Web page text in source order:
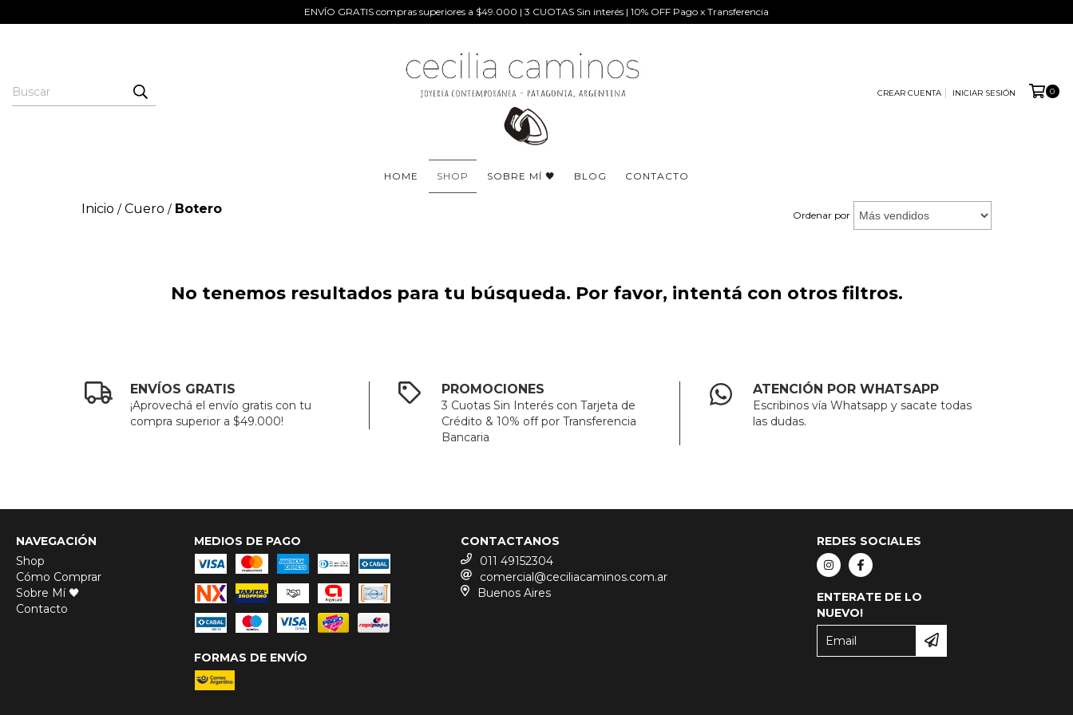
ENVÍO GRATIS compras superiores a $49.000 | 3 CUOTAS Sin interés | 10% OFF Pago x Transferencia
CREAR CUENTA INICIAR SESIÓN 0
HOME SHOP SOBRE MÍ 🖤 BLOG CONTACTO
Inicio / Cuero / Botero Ordenar por
No tenemos resultados para tu búsqueda. Por favor, intentá con otros filtros.
ENVÍOS GRATIS
¡Aprovechá el envío gratis con tu
compra superior a $49.000!
PROMOCIONES
3 Cuotas Sin Interés con Tarjeta de
Crédito & 10% off por Transferencia
Bancaria
ATENCIÓN POR WHATSAPP
Escribinos vía Whatsapp y sacate todas
las dudas.
NAVEGACIÓN
Shop
Cómo Comprar
Sobre Mí 🖤
Contacto
MEDIOS DE PAGO
FORMAS DE ENVÍO
CONTACTANOS
011 49152304
comercial@ceciliacaminos.com.ar
Buenos Aires
REDES SOCIALES
ENTERATE DE LO
NUEVO!